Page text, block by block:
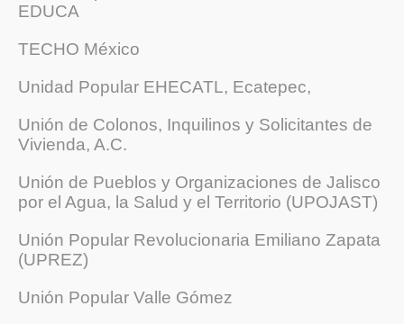
EDUCA
TECHO México
Unidad Popular EHECATL, Ecatepec,
Unión de Colonos, Inquilinos y Solicitantes de
Vivienda, A.C.
Unión de Pueblos y Organizaciones de Jalisco
por el Agua, la Salud y el Territorio (UPOJAST)
Unión Popular Revolucionaria Emiliano Zapata
(UPREZ)
Unión Popular Valle Gómez